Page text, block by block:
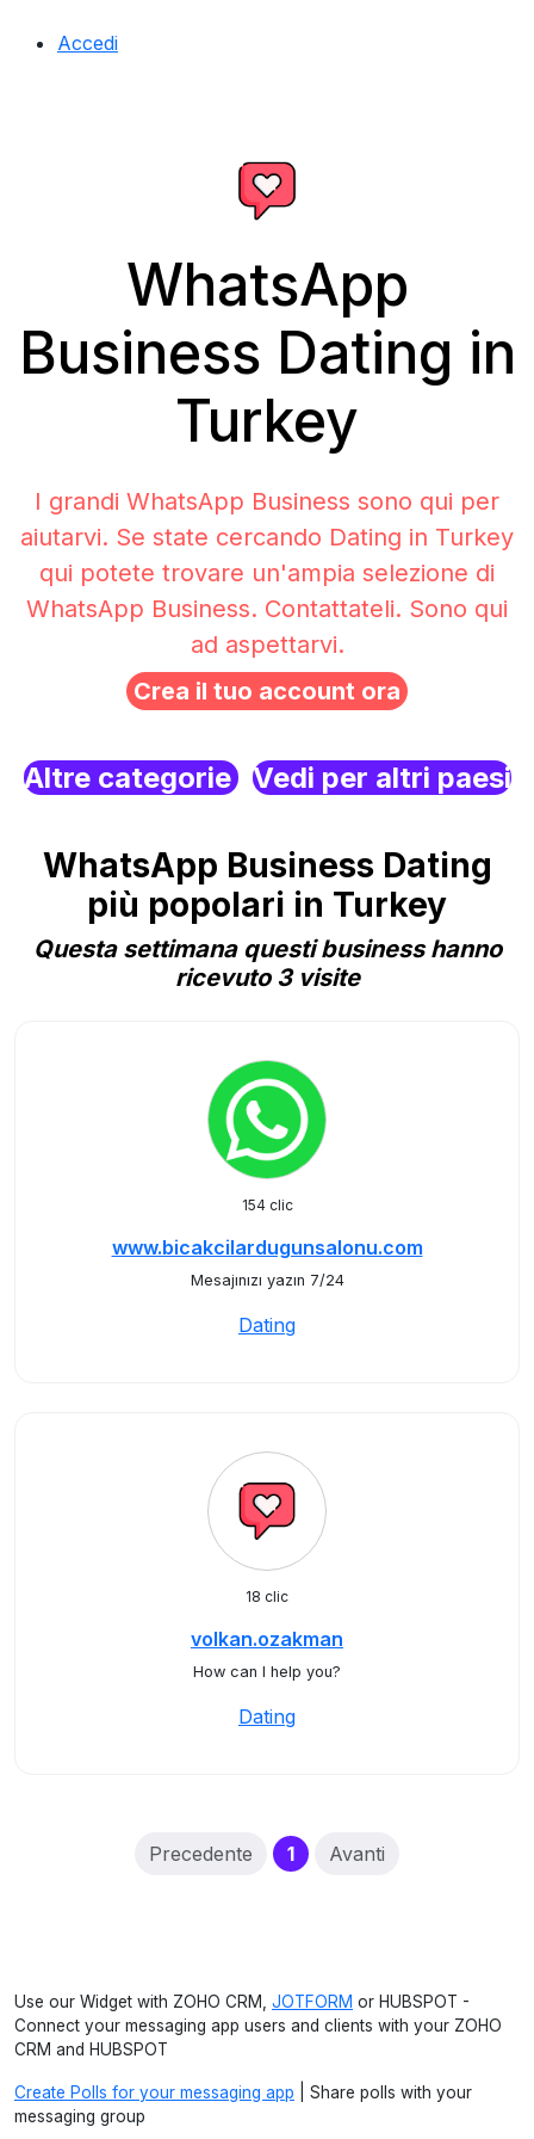
Accedi
WhatsApp
Business Dating in
Turkey
I grandi WhatsApp Business sono qui per
aiutarvi. Se state cercando Dating in Turkey
qui potete trovare un'ampia selezione di
WhatsApp Business. Contattateli. Sono qui
ad aspettarvi.
Crea il tuo account ora
Altre categorie Vedi per altri paesi
WhatsApp Business Dating
più popolari in Turkey
Questa settimana questi business hanno
ricevuto 3 visite
154 clic
www.bicakcilardugunsalonu.com
Mesajınızı yazın 7/24
Dating
18 clic
volkan.ozakman
How can I help you?
Dating
Precedente 1(current)
Avanti
Use our Widget with ZOHO CRM, JOTFORM or HUBSPOT -
Connect your messaging app users and clients with your ZOHO
CRM and HUBSPOT
Create Polls for your messaging app | Share polls with your
messaging group